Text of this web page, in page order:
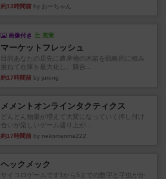
約13時間前 by おーちゃん
画像付き 充実
マーケットフレッシュ
目的あなたの店先に農産物の木箱を戦略的に積み
重ねて在庫を最大化し、競合...
約17時間前 by jurong
メメントオンラインタクティクス
どんどん物量が増えて大変になっていく押し付け
合いが楽しいゲーム盛り上が...
約17時間前 by nekomanma222
ヘックメック
サイコロゲームです1から5までの数字と芋虫がか